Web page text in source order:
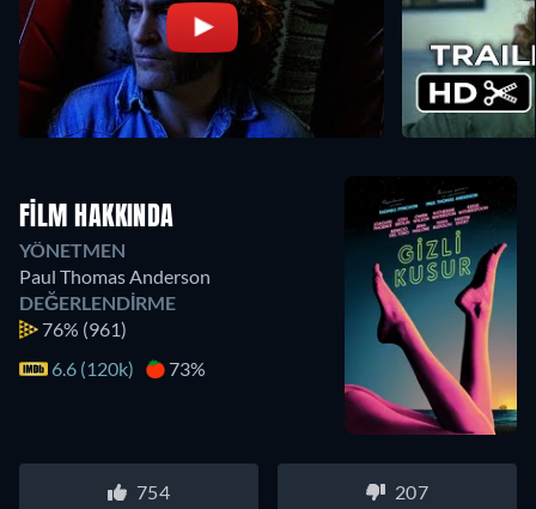
FILM HAKKINDA
YÖNETMEN
Paul Thomas Anderson
DEĞERLENDIRME
76% (961)
6.6 (120k)
73%
754 207